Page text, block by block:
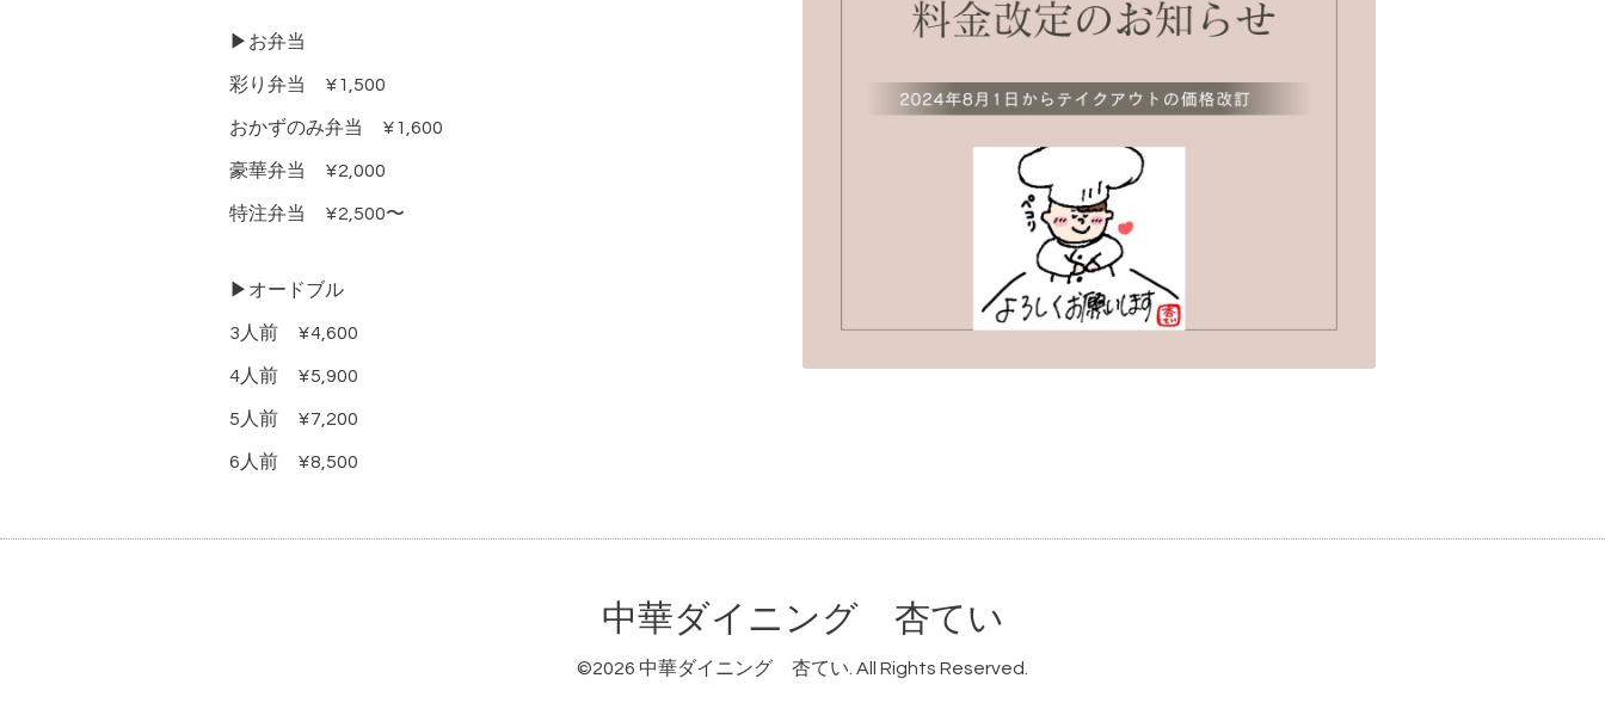
▶お弁当
彩り弁当 ¥1,500
おかずのみ弁当 ¥1,600
豪華弁当 ¥2,000
特注弁当 ¥2,500〜
▶オードブル
3人前 ¥4,600
4人前 ¥5,900
5人前 ¥7,200
6人前 ¥8,500
中華ダイニング 杏てい
©2026 中華ダイニング 杏てい . All Rights Reserved.